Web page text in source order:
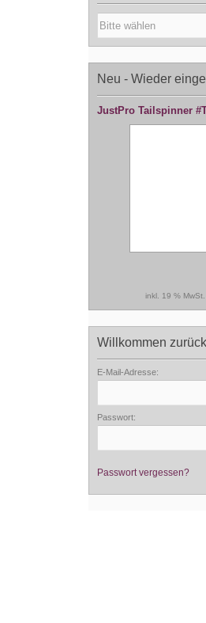
Neu - Wieder
JustPro Tailspinner
inkl. 19 % MwSt.
Willkommen
E-Mail-Adresse:
Passwort:
Passwort vergessen?